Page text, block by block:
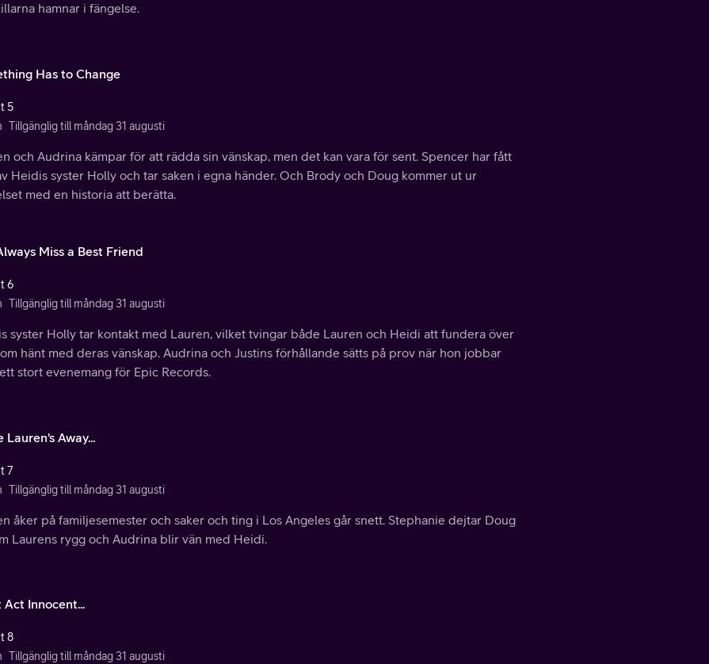
hamnar i fängelse.
Has to Change
5
Tillgänglig till måndag 31 augusti
och Audrina kämpar för att rädda sin vänskap, men det kan vara för sent. Spencer har fått
Heidis syster Holly och tar saken i egna händer. Och Brody och Doug kommer ut ur
med en historia att berätta.
Miss a Best Friend
6
Tillgänglig till måndag 31 augusti
syster Holly tar kontakt med Lauren, vilket tvingar både Lauren och Heidi att fundera över
hänt med deras vänskap. Audrina och Justins förhållande sätts på prov när hon jobbar
stort evenemang för Epic Records.
Lauren's Away...
7
Tillgänglig till måndag 31 augusti
åker på familjesemester och saker och ting i Los Angeles går snett. Stephanie dejtar Doug
Laurens rygg och Audrina blir vän med Heidi.
Act Innocent...
8
Tillgänglig till måndag 31 augusti